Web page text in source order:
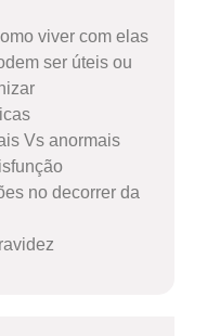
viver com elas
ser úteis ou
Vs anormais
no decorrer da